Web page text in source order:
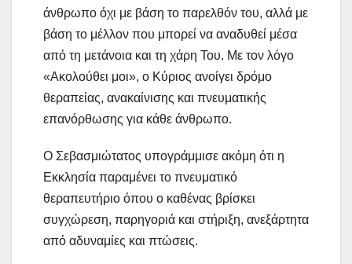
άνθρωπο όχι με βάση το παρελθόν του, αλλά με
βάση το μέλλον που μπορεί να αναδυθεί μέσα
από τη μετάνοια και τη χάρη Του. Με τον λόγο
«Ακολούθει μοι», ο Κύριος ανοίγει δρόμο
θεραπείας, ανακαίνισης και πνευματικής
επανόρθωσης για κάθε άνθρωπο.
Ο Σεβασμιώτατος υπογράμμισε ακόμη ότι η
Εκκλησία παραμένει το πνευματικό
θεραπευτήριο όπου ο καθένας βρίσκει
συγχώρεση, παρηγοριά και στήριξη, ανεξάρτητα
από αδυναμίες και πτώσεις.